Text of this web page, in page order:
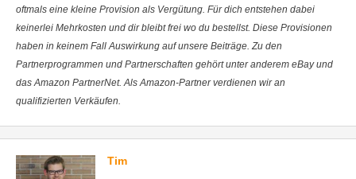
oftmals eine kleine Provision als Vergütung. Für dich entstehen dabei
keinerlei Mehrkosten und dir bleibt frei wo du bestellst. Diese Provisionen
haben in keinem Fall Auswirkung auf unsere Beiträge. Zu den
Partnerprogrammen und Partnerschaften gehört unter anderem eBay und
das Amazon PartnerNet. Als Amazon-Partner verdienen wir an
qualifizierten Verkäufen.
Tim